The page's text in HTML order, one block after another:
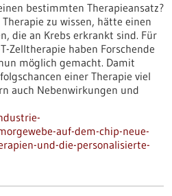
bestimmten Therapieansatz?
zu wissen, hätte einen
die an Krebs erkrankt sind. Für
Zelltherapie haben Forschende
möglich gemacht. Damit
einer Therapie viel
auch Nebenwirkungen und
auf-dem-chip-neue-
und-die-personalisierte-